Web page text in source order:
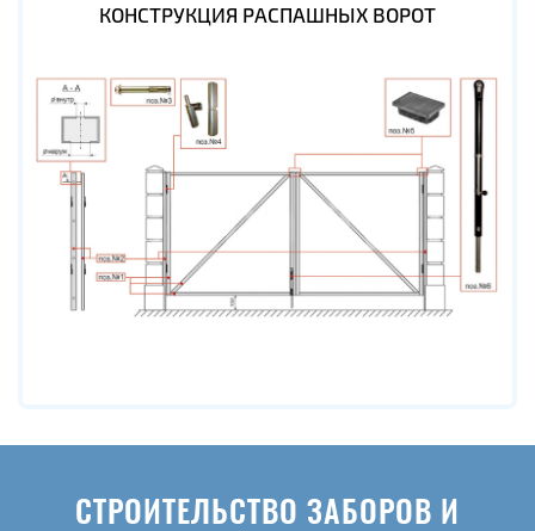
КОНСТРУКЦИЯ РАСПАШНЫХ ВОРОТ
СТРОИТЕЛЬСТВО ЗАБОРОВ И